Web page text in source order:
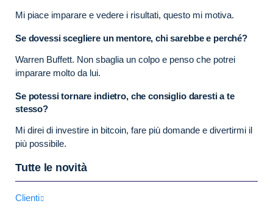
Mi piace imparare e vedere i risultati, questo mi motiva.
Se dovessi scegliere un mentore, chi sarebbe e perché?
Warren Buffett. Non sbaglia un colpo e penso che potrei
imparare molto da lui.
Se potessi tornare indietro, che consiglio daresti a te
stesso?
Mi direi di investire in bitcoin, fare più domande e divertirmi il
più possibile.
Tutte le novità
Clienti